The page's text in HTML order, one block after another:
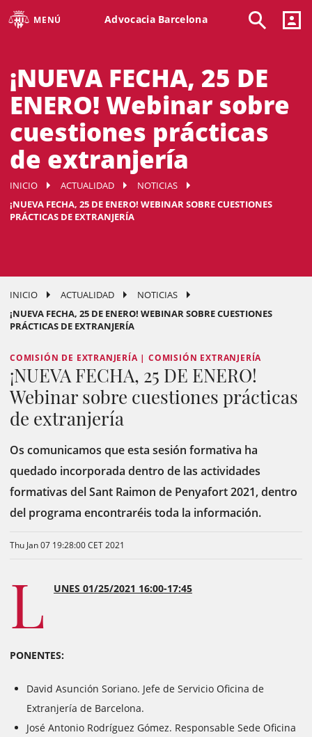
MENÚ Advocacia Barcelona
¡NUEVA FECHA, 25 DE
ENERO! Webinar sobre
cuestiones prácticas
de extranjería
INICIO ACTUALIDAD
NOTICIAS
¡NUEVA FECHA, 25 DE ENERO! WEBINAR SOBRE CUESTIONES
PRÁCTICAS DE EXTRANJERÍA
INICIO ACTUALIDAD
NOTICIAS
¡NUEVA FECHA, 25 DE ENERO! WEBINAR SOBRE CUESTIONES
PRÁCTICAS DE EXTRANJERÍA
COMISIÓN DE EXTRANJERÍA | COMISIÓN EXTRANJERÍA
¡NUEVA FECHA, 25 DE ENERO!
Webinar sobre cuestiones prácticas
de extranjería
Os comunicamos que esta sesión formativa ha
quedado incorporada dentro de las actividades
formativas del Sant Raimon de Penyafort 2021, dentro
del programa encontraréis toda la información.
Thu Jan 07 19:28:00 CET 2021
L UNES 01/25/2021 16:00-17:45
PONENTES:
David Asunción Soriano. Jefe de Servicio Oficina de
Extranjería de Barcelona.
José Antonio Rodríguez Gómez. Responsable Sede Oficina